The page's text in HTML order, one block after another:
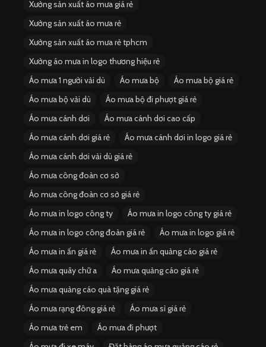
Xưởng sản xuất áo mưa giá rẻ
Xưởng sản xuất áo mưa rẻ
Xưởng sản xuất áo mưa rẻ tphcm
Xưởng áo mưa in logo thương hiệu rẻ
Áo mưa 1 người vải dù
Áo mưa bộ
Áo mưa bộ giá rẻ
Áo mưa bộ vải dù
Áo mưa bộ đi phượt giá rẻ
Áo mưa cánh dơi
Áo mưa cánh dơi cao cấp
Áo mưa cánh dơi giá rẻ
Áo mưa cánh dơi in logo giá rẻ
Áo mưa cánh dơi vải dù giá rẻ
Áo mưa công đoàn cơ sở
Áo mưa công đoàn cơ sở giá rẻ
Áo mưa in logo công ty
Áo mưa in logo công ty giá rẻ
Áo mưa in logo công đoàn giá rẻ
Áo mưa in logo giá rẻ
Áo mưa in ấn giá rẻ
Áo mưa in ấn quảng cáo giá rẻ
Áo mưa quây chữ a
Áo mưa quảng cáo giá rẻ
Áo mưa quảng cáo quà tặng giá rẻ
Áo mưa rạng đông giá rẻ
Áo mưa sỉ giá rẻ
Áo mưa trẻ em
Áo mưa đi phượt